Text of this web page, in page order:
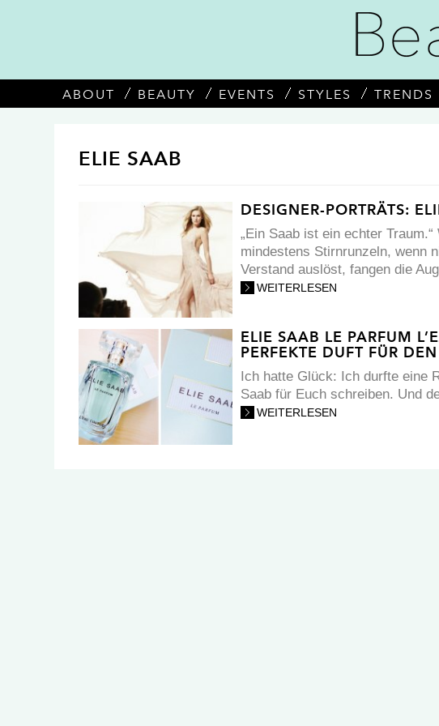
ABOUT BEAUTY EVENTS STYLES TRENDS
ELIE SAAB
DESIGNER-PORTRÄTS:
„Ein Saab ist ein echter
mindestens Stirnrunzeln, wenn
Verstand auslöst, fangen die
WEITERLESEN
ELIE SAAB LE PARFUM
PERFEKTE DUFT FÜR
Ich hatte Glück: Ich durfte eine
Saab für Euch schreiben. Und
WEITERLESEN